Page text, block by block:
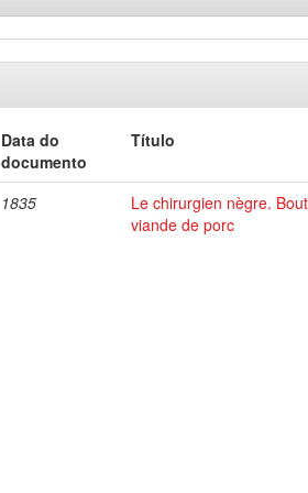
Data do
documento
Título
1835
Le chirurgien nègre.
viande de porc